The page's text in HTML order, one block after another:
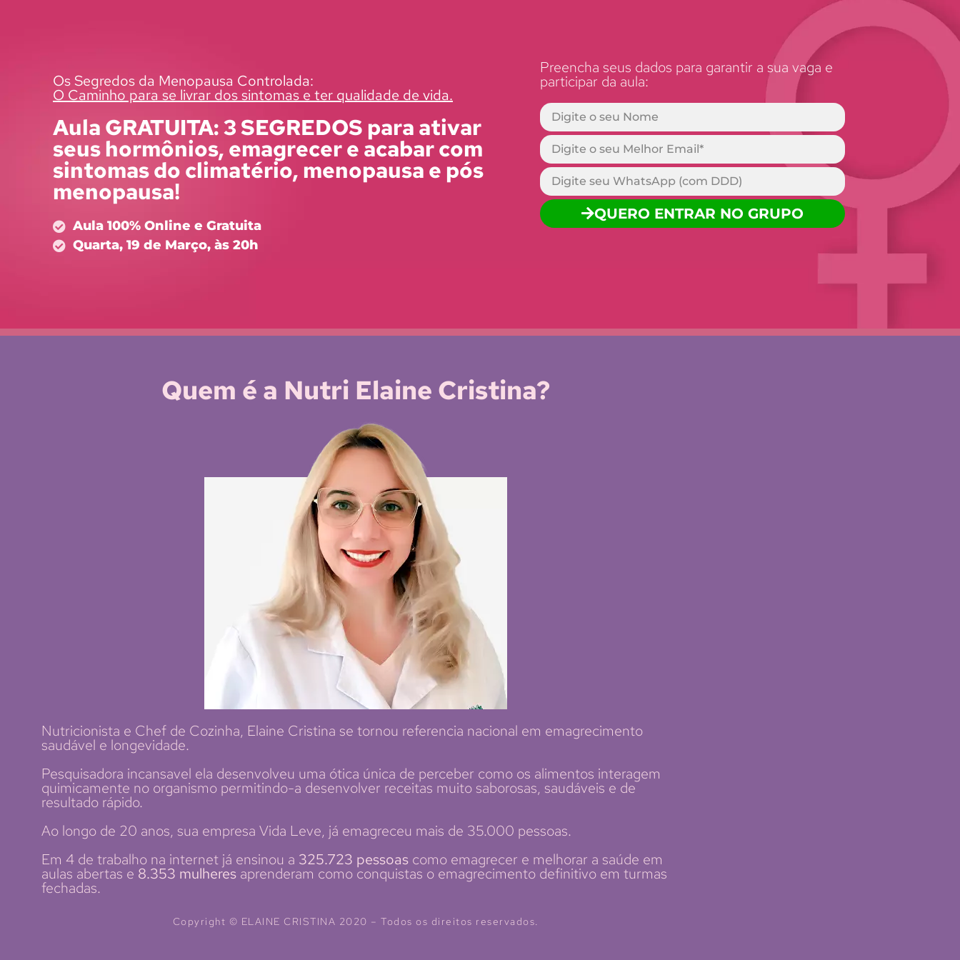
Os Segredos da Menopausa Controlada:
O Caminho para se livrar dos sintomas e ter qualidade de vida.
Aula GRATUITA: 3 SEGREDOS para ativar
seus hormônios, emagrecer e acabar com
sintomas do climatério, menopausa e pós
menopausa!
Aula 100% Online e Gratuita
Quarta, 19 de Março, às 20h
Preencha seus dados para garantir a sua vaga e
participar da aula:
QUERO ENTRAR NO GRUPO
Quem é a Nutri Elaine Cristina?
Nutricionista e Chef de Cozinha, Elaine Cristina se tornou referencia nacional em emagrecimento
saudável e longevidade.
Pesquisadora incansavel ela desenvolveu uma ótica única de perceber como os alimentos interagem
quimicamente no organismo permitindo-a desenvolver receitas muito saborosas, saudáveis e de
resultado rápido.
Ao longo de 20 anos, sua empresa Vida Leve, já emagreceu mais de 35.000 pessoas.
Em 4 de trabalho na internet já ensinou a 325.723 pessoas como emagrecer e melhorar a saúde em
aulas abertas e 8.353 mulheres aprenderam como conquistas o emagrecimento definitivo em turmas
fechadas.
Copyright © ELAINE CRISTINA 2020 – Todos os direitos reservados.